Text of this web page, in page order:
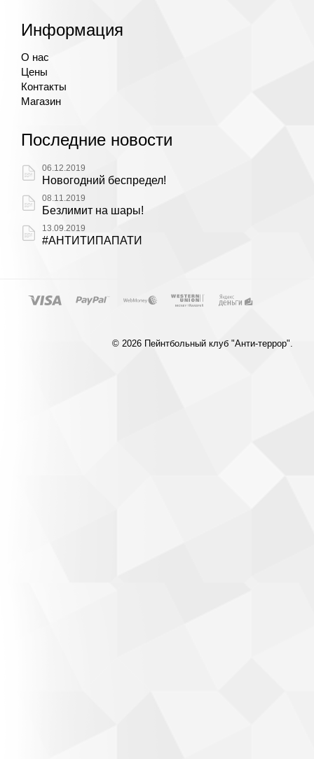
Информация
О нас
Цены
Контакты
Магазин
Последние новости
06.12.2019
Новогодний беспредел!
08.11.2019
Безлимит на шары!
13.09.2019
#АНТИТИПАПАТИ
© 2026 Пейнтбольный клуб "Анти-террор".